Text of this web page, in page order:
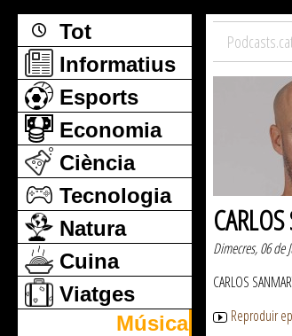
Tot
Informatius
Esports
Economia
Ciència
Tecnologia
Natura
Cuina
Viatges
Música
Dimecres, 06 de
CARLOS
Reproduir